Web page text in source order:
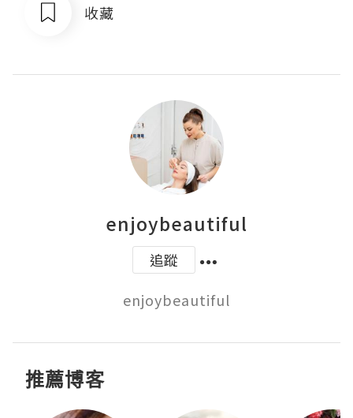
收藏
enjoybeautiful
追蹤
enjoybeautiful
推薦博客